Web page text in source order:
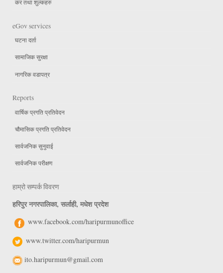
कर तथा शुल्कहरु
eGov services
घटना दर्ता
सामाजिक सुरक्षा
नागरिक वडापत्र
Reports
वार्षिक प्रगति प्रतिवेदन
चौमासिक प्रगति प्रतिवेदन
सार्वजनिक सुनुवाई
सार्वजनिक परीक्षण
हाम्रो सम्पर्क विवरण
हरिपुर नगरपालिका, सर्लाही, मधेश प्रदेश
www.facebook.com/haripurmunoffice
www.twitter.com/haripurmun
ito.haripurmun@gmail.com